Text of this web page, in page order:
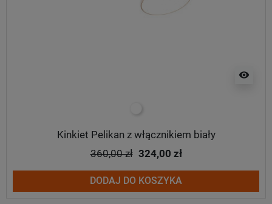
visibility
Kinkiet Pelikan z włącznikiem biały
360,00 zł 324,00 zł
DODAJ DO KOSZYKA